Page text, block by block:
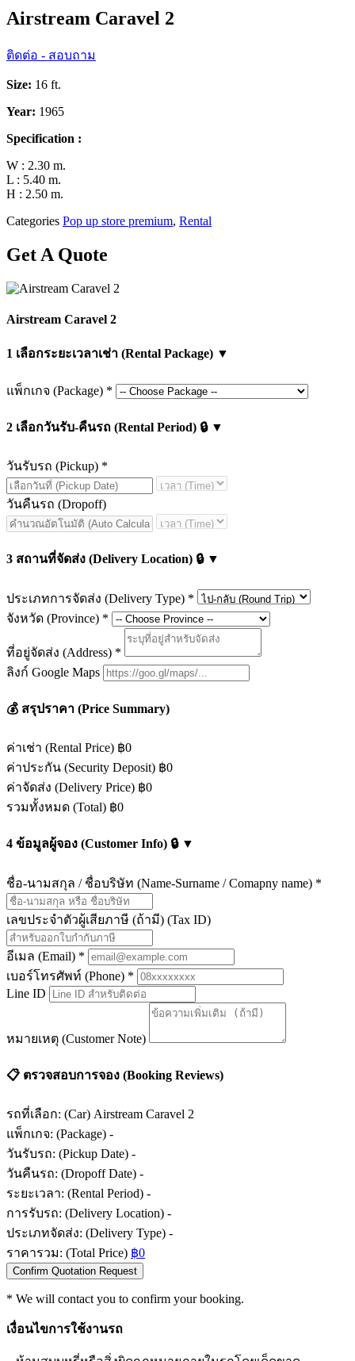
Airstream Caravel 2
ติดต่อ - สอบถาม
Size: 16 ft.
Year: 1965
Specification :
W : 2.30 m.
L : 5.40 m.
H : 2.50 m.
Categories Pop up store premium, Rental
Get A Quote
Airstream Caravel 2
1 เลือกระยะเวลาเช่า (Rental Package) ▼
แพ็กเกจ (Package) *
2 เลือกวันรับ-คืนรถ (Rental Period) 🔒 ▼
วันรับรถ (Pickup) *
วันคืนรถ (Dropoff)
3 สถานที่จัดส่ง (Delivery Location) 🔒 ▼
ประเภทการจัดส่ง (Delivery Type) *
จังหวัด (Province) *
ที่อยู่จัดส่ง (Address) *
ลิงก์ Google Maps
💰 สรุปราคา (Price Summary)
ค่าเช่า (Rental Price) ฿0
ค่าประกัน (Security Deposit) ฿0
ค่าจัดส่ง (Delivery Price) ฿0
รวมทั้งหมด (Total) ฿0
4 ข้อมูลผู้จอง (Customer Info) 🔒 ▼
ชื่อ-นามสกุล / ชื่อบริษัท (Name-Surname / Comapny name) *
เลขประจำตัวผู้เสียภาษี (ถ้ามี) (Tax ID)
อีเมล (Email) *
เบอร์โทรศัพท์ (Phone) *
Line ID
หมายเหตุ (Customer Note)
📋 ตรวจสอบการจอง (Booking Reviews)
รถที่เลือก: (Car) Airstream Caravel 2
แพ็กเกจ: (Package) -
วันรับรถ: (Pickup Date) -
วันคืนรถ: (Dropoff Date) -
ระยะเวลา: (Rental Period) -
การรับรถ: (Delivery Location) -
ประเภทจัดส่ง: (Delivery Type) -
ราคารวม: (Total Price) ฿0
Confirm Quotation Request
* We will contact you to confirm your booking.
เงื่อนไขการใช้งานรถ